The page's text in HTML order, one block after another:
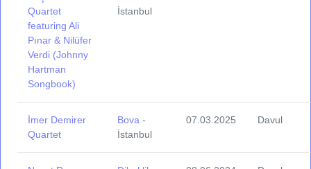
Quartet
featuring Ali
Pınar & Nilüfer
Verdi (Johnny
Hartman
Songbook)
İstanbul
İmer Demirer
Quartet
Bova -
İstanbul
07.03.2025 Davul